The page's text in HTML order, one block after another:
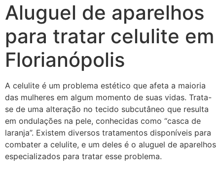
Aluguel de aparelhos
para tratar celulite em
Florianópolis
A celulite é um problema estético que afeta a maioria
das mulheres em algum momento de suas vidas. Trata-
se de uma alteração no tecido subcutâneo que resulta
em ondulações na pele, conhecidas como “casca de
laranja”. Existem diversos tratamentos disponíveis para
combater a celulite, e um deles é o aluguel de aparelhos
especializados para tratar esse problema.